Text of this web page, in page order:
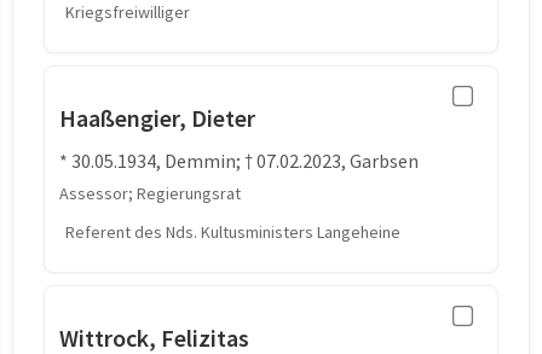
Kriegsfreiwilliger
Haaßengier, Dieter
* 30.05.1934, Demmin; † 07.02.2023, Garbsen
Assessor; Regierungsrat
Referent des Nds. Kultusministers Langeheine
Wittrock, Felizitas